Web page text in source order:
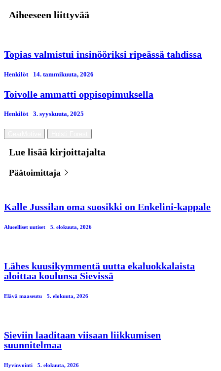
Aiheeseen liittyvää
Topias valmistui insinööriksi ripeässä tahdissa
Henkilöt 14. tammikuuta, 2026
Toivolle ammatti oppisopimuksella
Henkilöt 3. syyskuuta, 2025
Lue lisää kirjoittajalta
Päätoimittaja
Kalle Jussilan oma suosikki on Enkelini-kappale
Alueelliset uutiset 5. elokuuta, 2026
Lähes kuusikymmentä uutta ekaluokkalaista
aloittaa koulunsa Sievissä
Elävä maaseutu 5. elokuuta, 2026
Sieviin laaditaan viisaan liikkumisen
suunnitelmaa
Hyvinvointi 5. elokuuta, 2026